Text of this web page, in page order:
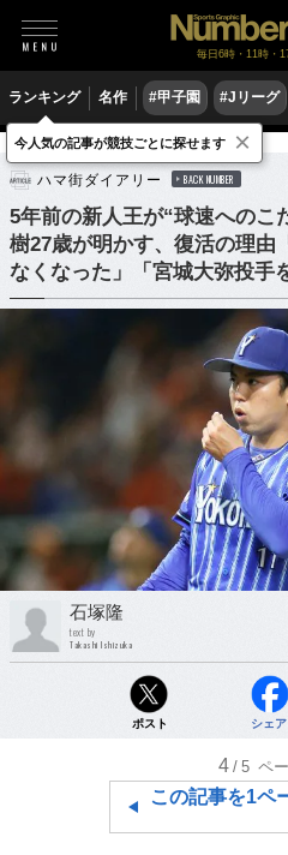
毎日6時・11時・
ランキング 名作 #甲子園 #Jリーグ
野球 プロ野球
ハマ街ダイアリー BACK NUMBER
5年前の新人王が“球速への
樹27歳が明かす、復活の理由
なくなった」「宮城大弥投手
石塚隆
text by
Takashi Ishizuka
ポスト シェア
4 /5 ペ
この記事を1ペ
今人気の記事が競技ごとに探せます ×